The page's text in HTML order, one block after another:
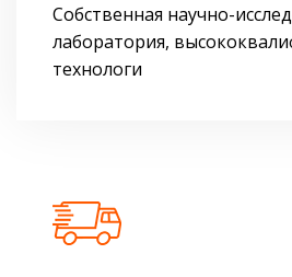
Собственная научно-
лаборатория,
технологи